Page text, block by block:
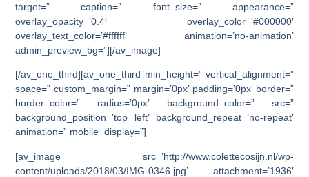
target=” caption=” font_size=” appearance=”
overlay_opacity=’0.4′ overlay_color=’#000000′
overlay_text_color=’#ffffff’ animation=’no-animation’
admin_preview_bg=”][/av_image]
[/av_one_third][av_one_third min_height=” vertical_alignment=”
space=” custom_margin=” margin=’0px’ padding=’0px’ border=”
border_color=” radius=’0px’ background_color=” src=”
background_position=’top left’ background_repeat=’no-repeat’
animation=” mobile_display=”]
[av_image src=’http://www.colettecosijn.nl/wp-
content/uploads/2018/03/IMG-0346.jpg’ attachment=’1936′